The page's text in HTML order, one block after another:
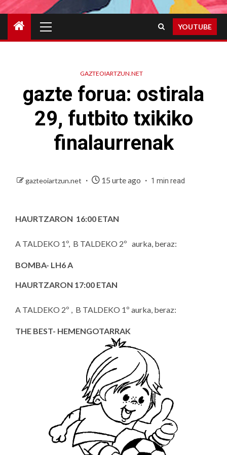
Menu
YOUTUBE
GAZTEOIARTZUN.NET
gazte forua: ostirala
29, futbito txikiko
finalaurrenak
gazteoiartzun.net 15 urte ago 1 min read
HAURTZARON 16:00 ETAN
A TALDEKO 1º, B TALDEKO 2º aurka, beraz:
BOMBA- LH6 A
HAURTZARON 17:00 ETAN
A TALDEKO 2º , B TALDEKO 1º aurka, beraz:
THE BEST- HEMENGOTARRAK